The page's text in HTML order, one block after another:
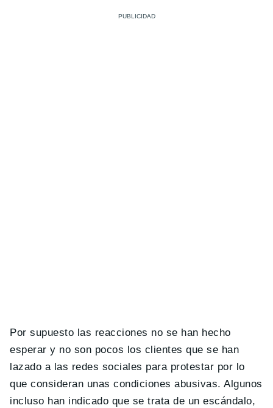
Por supuesto las reacciones no se han hecho
esperar y no son pocos los clientes que se han
lazado a las redes sociales para protestar por lo
que consideran unas condiciones abusivas. Algunos
incluso han indicado que se trata de un escándalo,